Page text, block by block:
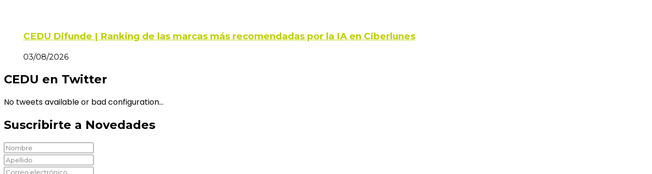
CEDU Difunde | Ranking de las marcas más recomendadas por la IA en Ciberlunes
03/08/2026
CEDU en Twitter
No tweets available or bad configuration...
Suscribirte a Novedades